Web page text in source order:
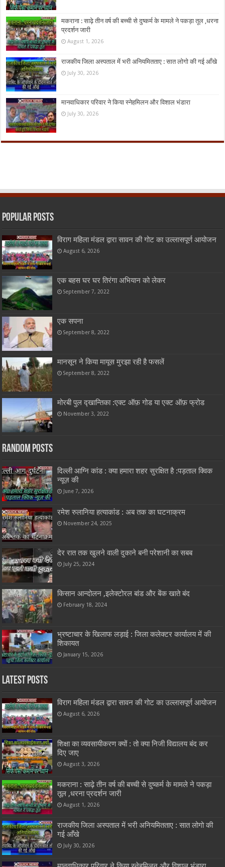
मकराना : साढ़े तीन वर्ष की बच्ची से दुष्कर्म के मामले ने पकड़ा तूल ,धरना
प्रदर्शन जारी
August 1, 2026
राजकीय जिला अस्पताल में भरी अनियमितताए : सात लोगो की गई आँखे
July 30, 2026
मानवाधिकार परिवार ने किया स्नेहमिलन और विशाल भंडारा
July 30, 2026
Popular Posts
विराग महिला मंडल द्वारा सावन की गोट का उल्लासपूर्ण आयोजन
August 6, 2026
एक बहस घर घर तिरंगा अभियान को लेकर
September 7, 2022
एक सपना
September 8, 2022
मानसून ने किया मायूस मुरझा रही है फसलें
September 8, 2022
मोरबी पुल द्खान्तिका :एक्ट ऑफ़ गोड या एक्ट ऑफ़ फ्रोड
November 3, 2022
Random Posts
दिल्ली आग्नि कांड : क्या हमारा शहर सुरक्षित है :पड़ताल क्विक
न्यूज़ की
June 7, 2026
रमेश रुलानिया हत्याकांड : अब तक का घटनाक्रम
November 24, 2025
देर रात तक खुलने वाली दुकाने बनी परेशानी का सबब
July 25, 2024
किसान आन्दोलन ,इलेक्टोरल बांड और बेंक खाते बंद
February 18, 2024
भ्रष्टाचार के खिलाफ लड़ाई : जिला कलेक्टर कार्यालय में की
शिकायत
January 15, 2026
Latest Posts
विराग महिला मंडल द्वारा सावन की गोट का उल्लासपूर्ण आयोजन
August 6, 2026
शिक्षा का व्यवसायीकरण क्यों : तो क्या निजी विद्यालय बंद कर
दिए जाए
August 3, 2026
मकराना : साढ़े तीन वर्ष की बच्ची से दुष्कर्म के मामले ने पकड़ा
तूल ,धरना प्रदर्शन जारी
August 1, 2026
राजकीय जिला अस्पताल में भरी अनियमितताए : सात लोगो की
गई आँखे
July 30, 2026